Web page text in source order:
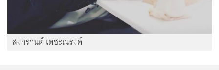
สงกรานต์ เตชะณรงค์